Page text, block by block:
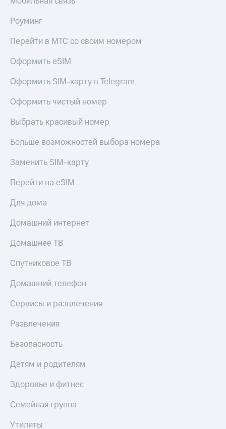
Роуминг
Перейти в МТС со своим номером
Оформить eSIM
Оформить SIM-карту в Telegram
Оформить чистый номер
Выбрать красивый номер
Больше возможностей выбора номера
Заменить SIM-карту
Перейти на eSIM
Для дома
Домашний интернет
Домашнее ТВ
Спутниковое ТВ
Домашний телефон
Сервисы и развлечения
Развлечения
Безопасность
Детям и родителям
Здоровье и фитнес
Семейная группа
Утилиты